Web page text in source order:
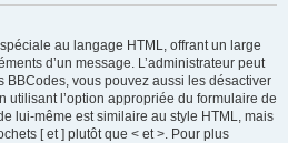
au langage HTML, offrant un large
d’un message. L’administrateur peut
BBCodes, vous pouvez aussi les désactiver
utilisant l’option appropriée du formulaire de
lui-même est similaire au style HTML, mais
[ et ] plutôt que < et >. Pour plus